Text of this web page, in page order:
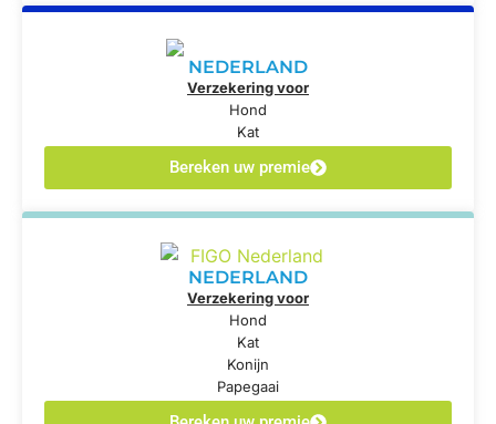
NEDERLAND
Verzekering voor
Hond
Kat
Bereken uw premie
NEDERLAND
Verzekering voor
Hond
Kat
Konijn
Papegaai